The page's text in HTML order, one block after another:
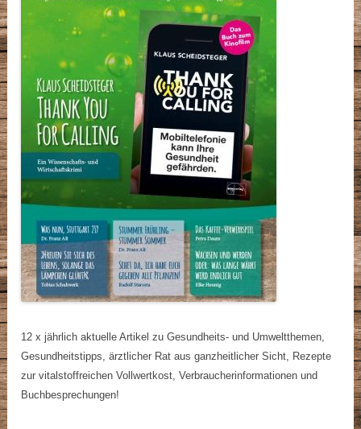
12 x jährlich aktuelle Artikel zu Gesundheits- und Umweltthemen,
Gesundheitstipps, ärztlicher Rat aus ganzheitlicher Sicht, Rezepte
zur vitalstoffreichen Vollwertkost, Verbraucherinformationen und
Buchbesprechungen!